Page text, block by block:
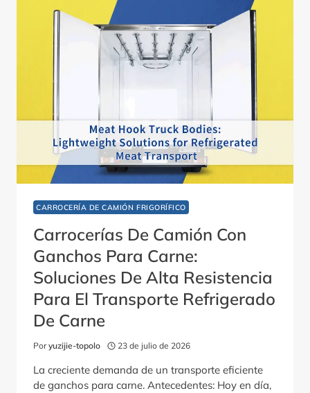
REMOLQUES
ALUMINIO
CARROCERÍA DE CAMIÓN FRIGORÍFICO
Carrocerías De Camión Con
Ganchos Para Carne:
Soluciones De Alta Resistencia
Para El Transporte Refrigerado
De Carne
Por yuzijie-topolo 23 de julio de 2026
La creciente demanda de un transporte eficiente
de ganchos para carne. Antecedentes: Hoy en día,